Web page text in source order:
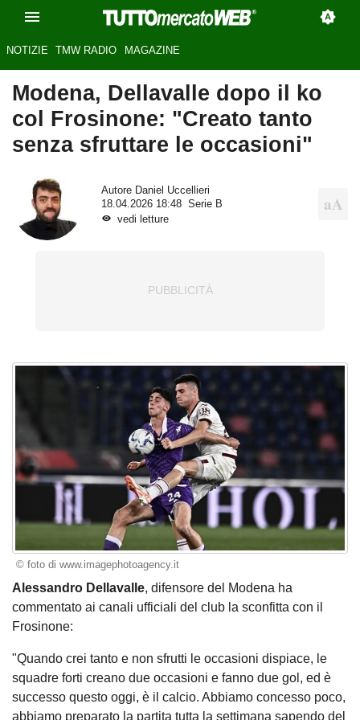
NOTIZIE TMW RADIO MAGAZINE
Modena, Dellavalle dopo il ko
col Frosinone: "Creato tanto
senza sfruttare le occasioni"
Autore Daniel Uccellieri
18.04.2026 18:48
Serie B
vedi letture
© foto di www.imagephotoagency.it
Alessandro Dellavalle, difensore del Modena ha
commentato ai canali ufficiali del club la sconfitta con il
Frosinone:
"Quando crei tanto e non sfrutti le occasioni dispiace, le
squadre forti creano due occasioni e fanno due gol, ed è
successo questo oggi, è il calcio. Abbiamo concesso poco,
abbiamo preparato la partita tutta la settimana sapendo del